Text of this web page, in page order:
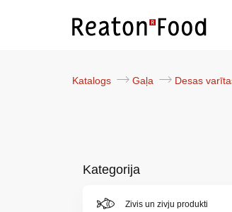
Katalogs Gaļa Desas
Kategorija
Zivis un zivju produkti